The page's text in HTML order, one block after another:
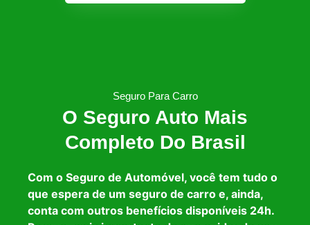
Seguro Para Carro
O Seguro Auto Mais
Completo Do Brasil
Com o Seguro de Automóvel, você tem tudo o
que espera de um seguro de carro e, ainda,
conta com outros benefícios disponíveis 24h.